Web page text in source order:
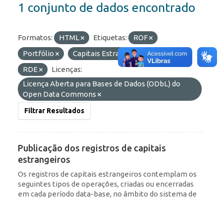
1 conjunto de dados encontrado
Formatos: HTML Etiquetas:
ROF
Portfólio
Capitais Estrangeiros
IED
RDE
Licenças:
Licença Aberta para Bases de Dados (ODbL) do
Open Data Commons
Filtrar Resultados
Publicação dos registros de capitais
estrangeiros
Os registros de capitais estrangeiros contemplam os
seguintes tipos de operações, criadas ou encerradas
em cada período data-base, no âmbito do sistema de